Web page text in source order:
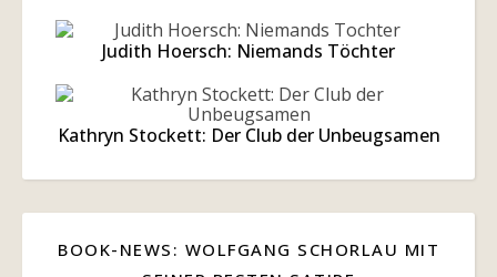
Judith Hoersch: Niemands Töchter
Kathryn Stockett: Der Club der Unbeugsamen
BOOK-NEWS: WOLFGANG SCHORLAU MIT